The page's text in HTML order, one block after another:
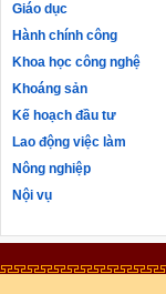
Giáo dục
Hành chính công
Khoa học công nghệ
Khoáng sản
Kế hoạch đầu tư
Lao động việc làm
Nông nghiệp
Nội vụ